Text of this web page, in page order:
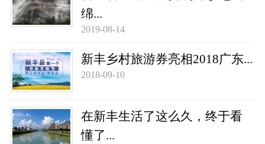
绵...
2019-08-14
新丰乡村旅游券亮相2018广东...
2018-09-10
在新丰生活了这么久，终于看
懂了...